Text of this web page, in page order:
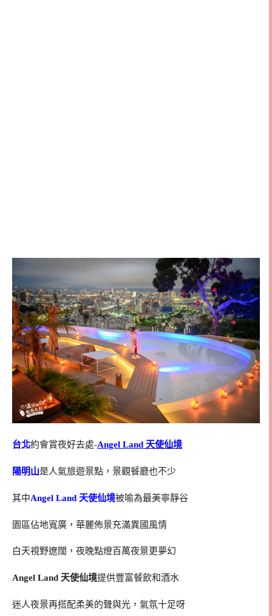
台北約會賞夜好去處-Angel Land 天使仙境
陽明山是人氣旅遊景點，景觀餐廳也不少
其中Angel Land 天使仙境被喻為最美寧靜谷
園區佔地寬廣，華麗佈景充滿異國風情
白天視野遼闊，夜晚點燈百萬夜景更夢幻
Angel Land 天使仙境提供豐富餐飲和酒水
迷人夜景再搭配柔美的聲與光，氣氛十足呀